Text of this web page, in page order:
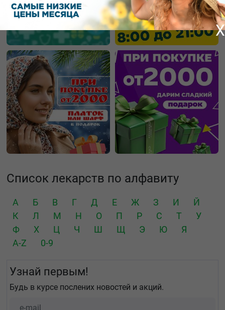
Список лекарств по алфавиту
А Б В Г Д Е Ж З И
Й
К
Л М Н О П Р С Т
У
Ф
Х Ц Ч Ш Щ Э Ю
Я
A-Z
0-9
Узнай первым!
Будь в курсе послених новостей и акций.
X